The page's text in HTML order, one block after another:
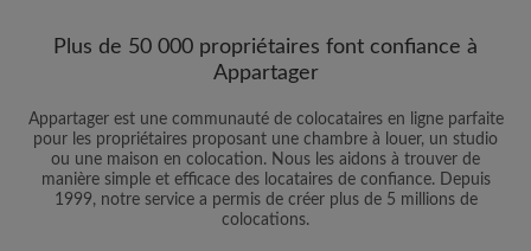
Plus de 50 000 propriétaires font confiance à
Appartager
Appartager est une communauté de colocataires en ligne parfaite
pour les propriétaires proposant une chambre à louer, un studio
ou une maison en colocation. Nous les aidons à trouver de
manière simple et efficace des locataires de confiance. Depuis
1999, notre service a permis de créer plus de 5 millions de
colocations.